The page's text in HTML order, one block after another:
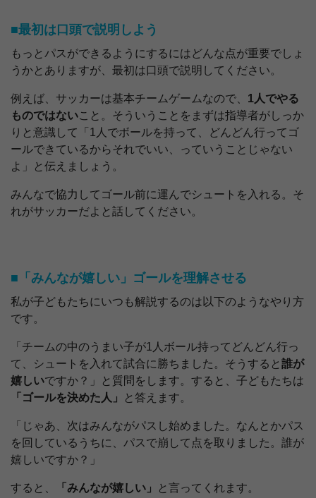
■最初は口頭で説明しよう
もっとパスができるようにするにはどんな点が重要でしょ
うかとありますが、最初は口頭で説明してください。
例えば、サッカーは基本チームゲームなので、 1人でやる
ものではないこと。そういうことをまずは指導者がしっか
りと意識して「1人でボールを持って、どんどん行ってゴ
ールできているからそれでいい、っていうことじゃない
よ」と伝えましょう。
みんなで協力してゴール前に運んでシュートを入れる。そ
れがサッカーだよと話してください。
■「みんなが嬉しい」ゴールを理解させる
私が子どもたちにいつも解説するのは以下のようなやり方
です。
「チームの中のうまい子が1人ボール持ってどんどん行っ
て、シュートを入れて試合に勝ちました。そうすると 誰が
嬉しいですか？」と質問をします。すると、子どもたちは
「ゴールを決めた人」
と答えます。
「じゃあ、次はみんながパスし始めました。なんとかパス
を回しているうちに、パスで崩して点を取りました。誰が
嬉しいですか？」
すると、 「みんなが嬉しい」 と言ってくれます。